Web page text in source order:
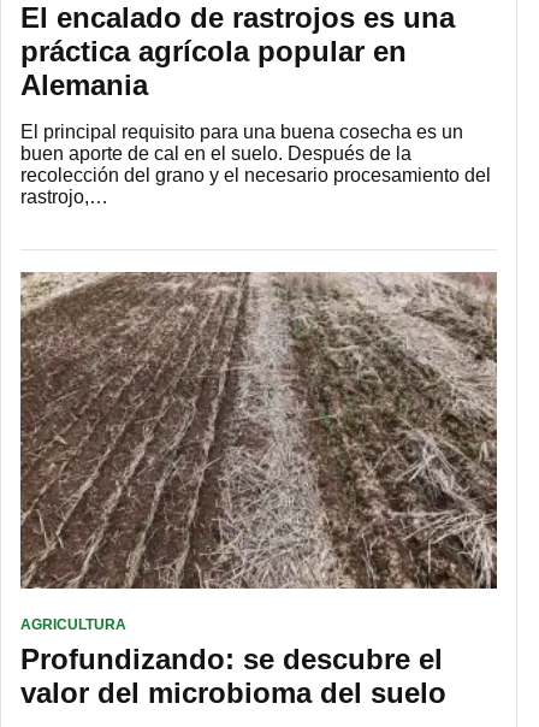
El encalado de rastrojos es una
práctica agrícola popular en
Alemania
El principal requisito para una buena cosecha es un
buen aporte de cal en el suelo. Después de la
recolección del grano y el necesario procesamiento del
rastrojo,…
AGRICULTURA
Profundizando: se descubre el
valor del microbioma del suelo